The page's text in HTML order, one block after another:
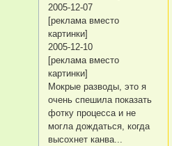
2005-12-07
[реклама вместо
картинки]
2005-12-10
[реклама вместо
картинки]
Мокрые разводы, это я
очень спешила показать
фотку процесса и не
могла дождаться, когда
высохнет канва...